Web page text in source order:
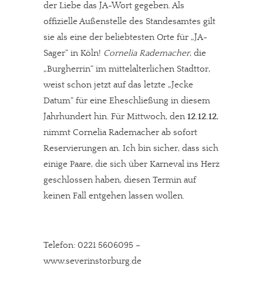
der Liebe das JA-Wort gegeben. Als
offizielle Außenstelle des Standesamtes gilt
sie als eine der beliebtesten Orte für „JA-
Sager“ in Köln! Cornelia Rademacher, die
„Burgherrin“ im mittelalterlichen Stadttor,
weist schon jetzt auf das letzte „Jecke
Datum“ für eine Eheschließung in diesem
Jahrhundert hin. Für Mittwoch, den 12.12.12,
nimmt Cornelia Rademacher ab sofort
Reservierungen an. Ich bin sicher, dass sich
einige Paare, die sich über Karneval ins Herz
geschlossen haben, diesen Termin auf
keinen Fall entgehen lassen wollen.
Telefon: 0221 5606095 –
www.severinstorburg.de